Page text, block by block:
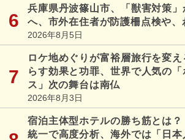
兵庫県丹波篠山市、「獣害対策
へ、市外在住者が防護柵点検や、
2026年8月5日
ロケ地めぐりが富裕層旅行を変
らす効果と功罪、世界で人気の
ス」次の舞台は南仏
2026年8月3日
宿泊主体型ホテルの勝ち筋とは
統一で高度分析、海外では「日本